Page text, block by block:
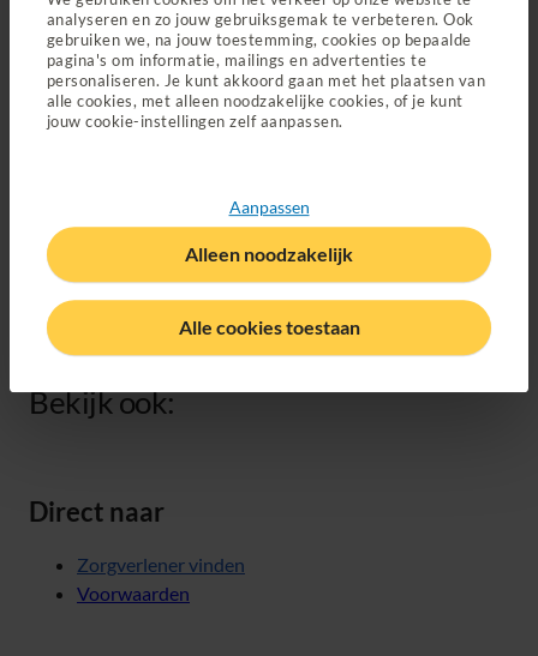
analyseren en zo jouw gebruiksgemak te verbeteren. Ook
gebruiken we, na jouw toestemming, cookies op bepaalde
pagina's om informatie, mailings en advertenties te
personaliseren. Je kunt akkoord gaan met het plaatsen van
alle cookies, met alleen noodzakelijke cookies, of je kunt
jouw cookie-instellingen zelf aanpassen.
Alle cookies toestaan
Aanpassen
Alleen noodzakelijk
Ga je naar een niet-gecontracteerde leverancier? Dan
moet je voorafaltijd toestemming aan ons vragen. Gaat
het om een braille schrijfmachine? Dan ontvangen wij bij je
individueel aangepast moet worden, dan wordt het
hulpmiddel je eigendom. Heb je geen goed hulpmiddel
meer? Neem dan contact op met een gecontracteerde
leverancier. De leverancier beoordeelt dan of je in
aanmerking komt voor een nieuw hulpmiddel.
Bekijk ook:
Direct naar
Zorgverlener vinden
Voorwaarden